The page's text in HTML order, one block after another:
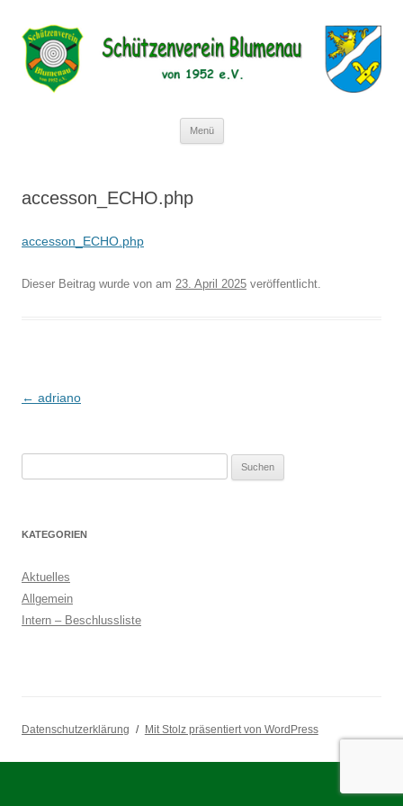
Schützenverein Blumenau von 1952
e.V.
Menü
accesson_ECHO.php
accesson_ECHO.php
Dieser Beitrag wurde von am 23. April 2025 veröffentlicht.
Beitragsnavigation
← adriano
KATEGORIEN
Aktuelles
Allgemein
Intern – Beschlussliste
Datenschutzerklärung Mit Stolz präsentiert von WordPress